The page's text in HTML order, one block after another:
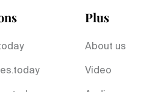
Plus
About us
Video